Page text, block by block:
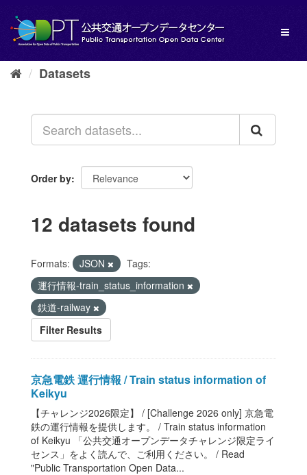
content
Datasets
Order by
12 datasets found
Formats: JSON
Tags:
運行情報-train_status_information
鉄道-railway
Filter Results
京急電鉄 運行情報 / Train status information of
Keikyu
【チャレンジ2026限定】 / [Challenge 2026 only] 京急電
鉄の運行情報を提供します。 / Train status information
of Keikyu 「公共交通オープンデータチャレンジ限定ライ
センス」をよく読んで、ご利用ください。 / Read
"Public Transportation Open Data...